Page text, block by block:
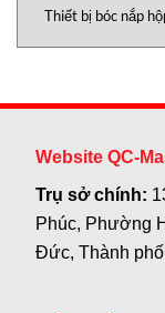
Thiết bị bóc nắp
Website QC-
Trụ sở chính:
Phúc, Phường
Đức, Thành